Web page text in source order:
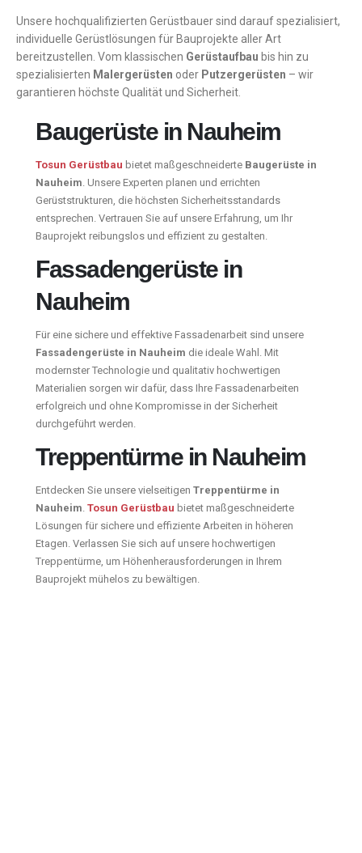
Unsere hochqualifizierten Gerüstbauer sind darauf spezialisiert,
individuelle Gerüstlösungen für Bauprojekte aller Art
bereitzustellen. Vom klassischen Gerüstaufbau bis hin zu
spezialisierten Malergerüsten oder Putzergerüsten – wir
garantieren höchste Qualität und Sicherheit.
Baugerüste in Nauheim
Tosun Gerüstbau bietet maßgeschneiderte Baugerüste in
Nauheim. Unsere Experten planen und errichten
Gerüststrukturen, die höchsten Sicherheitsstandards
entsprechen. Vertrauen Sie auf unsere Erfahrung, um Ihr
Bauprojekt reibungslos und effizient zu gestalten.
Fassadengerüste in
Nauheim
Für eine sichere und effektive Fassadenarbeit sind unsere
Fassadengerüste in Nauheim die ideale Wahl. Mit
modernster Technologie und qualitativ hochwertigen
Materialien sorgen wir dafür, dass Ihre Fassadenarbeiten
erfolgreich und ohne Kompromisse in der Sicherheit
durchgeführt werden.
Treppentürme in Nauheim
Entdecken Sie unsere vielseitigen Treppentürme in
Nauheim. Tosun Gerüstbau bietet maßgeschneiderte
Lösungen für sichere und effiziente Arbeiten in höheren
Etagen. Verlassen Sie sich auf unsere hochwertigen
Treppentürme, um Höhenherausforderungen in Ihrem
Bauprojekt mühelos zu bewältigen.